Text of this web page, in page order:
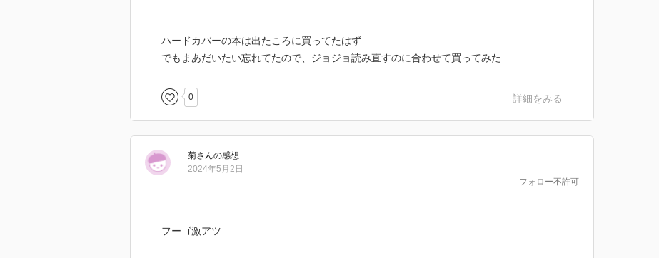
ハードカバーの本は出たころに買ってたはず
でもまあだいたい忘れてたので、ジョジョ読み直すのに合わせて買ってみた
0 詳細をみる
菊さんの感想
フォロー不許可
2024年5月2日
フーゴ激アツ